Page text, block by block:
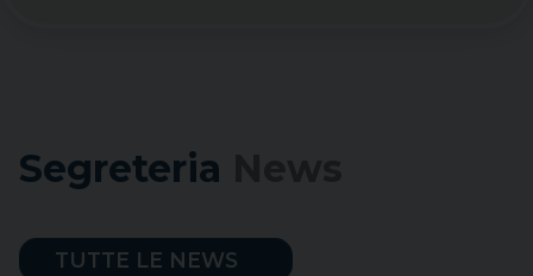
Segreteria
TUTTE LE NEWS